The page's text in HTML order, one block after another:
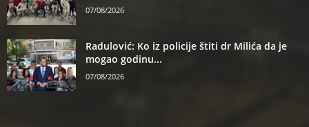
07/08/2026
Radulović: Ko iz policije štiti dr Milića da je
mogao godinu...
07/08/2026